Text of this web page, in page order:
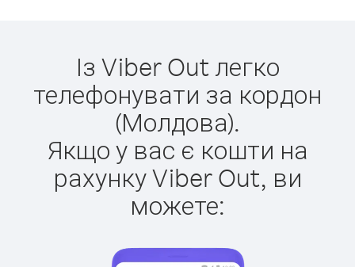
Із Viber Out легко
телефонувати за кордон
(Молдова).
Якщо у вас є кошти на
рахунку Viber Out, ви
можете: